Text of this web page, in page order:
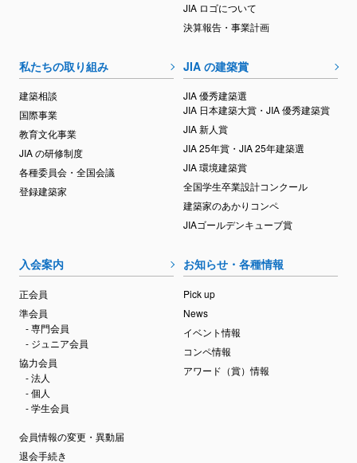
JIA ロゴについて
決算報告・事業計画
私たちの取り組み
建築相談
国際事業
教育文化事業
JIA の研修制度
各種委員会・全国会議
登録建築家
JIA の建築賞
JIA 優秀建築選
JIA 日本建築大賞・JIA 優秀建築賞
JIA 新人賞
JIA 25年賞・JIA 25年建築選
JIA 環境建築賞
全国学生卒業設計コンクール
建築家のあかりコンペ
JIAゴールデンキューブ賞
入会案内
正会員
準会員
- 専門会員
- ジュニア会員
協力会員
- 法人
- 個人
- 学生会員
会員情報の変更・異動届
退会手続き
お知らせ・各種情報
Pick up
News
イベント情報
コンペ情報
アワード（賞）情報